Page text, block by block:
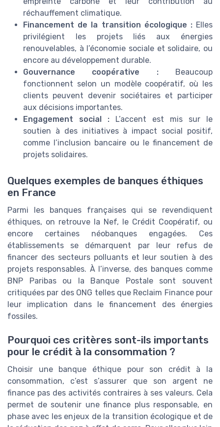
réchauffement climatique.
Financement de la transition écologique :Elles
privilégient les projets liés aux énergies
renouvelables, à l’économie sociale et solidaire, ou
encore au développement durable.
Gouvernance coopérative :Beaucoup
fonctionnent selon un modèle coopératif, où les
clients peuvent devenir sociétaires et participer
aux décisions importantes.
Engagement social : L’accent est mis sur le
soutien à des initiatives à impact social positif,
comme l’inclusion bancaire ou le financement de
projets solidaires.
Quelques exemples de banques éthiques
en France
Parmi les banques françaises qui se revendiquent
éthiques, on retrouve la Nef, le Crédit Coopératif, ou
encore certaines néobanques engagées. Ces
établissements se démarquent par leur refus de
financer des secteurs polluants et leur soutien à des
projets responsables. À l’inverse, des banques comme
BNP Paribas ou la Banque Postale sont souvent
critiquées par des ONG telles que Reclaim Finance pour
leur implication dans le financement des énergies
fossiles.
Pourquoi ces critères sont-ils importants
pour le crédit à la consommation ?
Choisir une banque éthique pour son crédit à la
consommation, c’est s’assurer que son argent ne
finance pas des activités contraires à ses valeurs. Cela
permet de soutenir une finance plus responsable, en
phase avec les enjeux de la transition écologique et de